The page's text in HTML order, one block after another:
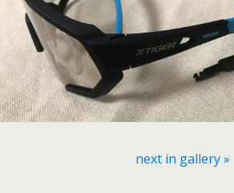
next in gallery »